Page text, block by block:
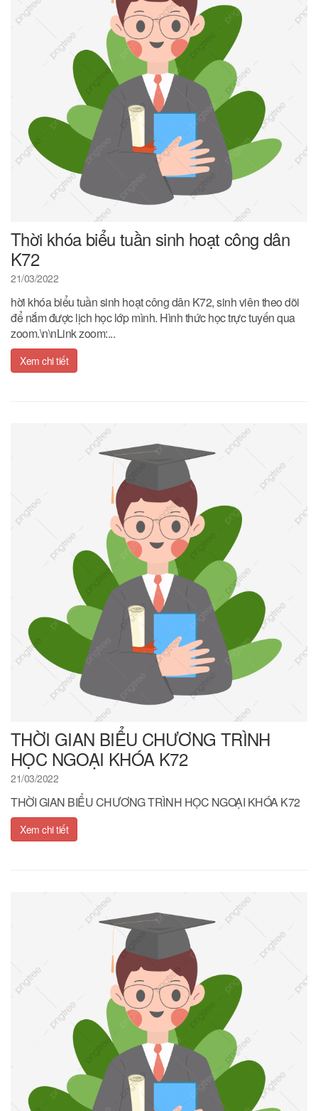
Thời khóa biểu tuần sinh hoạt công dân
K72
21/03/2022
hời khóa biểu tuần sinh hoạt công dân K72, sinh viên theo dõi
để nắm được lịch học lớp mình. Hình thức học trực tuyến qua
zoom.\n\nLink zoom:...
Xem chi tiết
THỜI GIAN BIỂU CHƯƠNG TRÌNH
HỌC NGOẠI KHÓA K72
21/03/2022
THỜI GIAN BIỂU CHƯƠNG TRÌNH HỌC NGOẠI KHÓA K72
Xem chi tiết